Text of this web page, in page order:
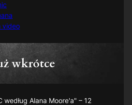
video
wkrótce
według Alana Moore'a" – 12